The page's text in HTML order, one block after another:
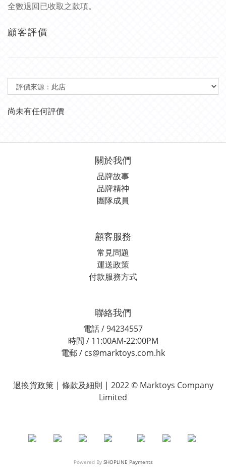
全數退回已收取之款項。
顧客評價
尚未有任何評價
關於我們
品牌故事
品牌精神
團隊成員
顧客服務
常見問題
運送政策
付款服務方式
聯絡我們
電話 / 94234557
時間 / 11:00AM-22:00PM
電郵 / cs@marktoys.com.hk
退換貨政策 | 條款及細則 | 2022 © Marktoys Company
Limited
Powered By SHOPLINE Payments